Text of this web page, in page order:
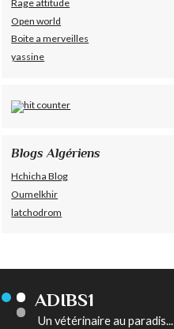
Rage attitude
Open world
Boite a merveilles
yassine
Blogs Algériens
Hchicha Blog
Oumelkhir
latchodrom
ADIBS1
Un vétérinaire au paradis...